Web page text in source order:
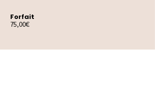
Forfait
75,00€